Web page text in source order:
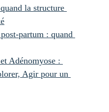
la structure
partum : quand
Adénomyose :
Agir pour un